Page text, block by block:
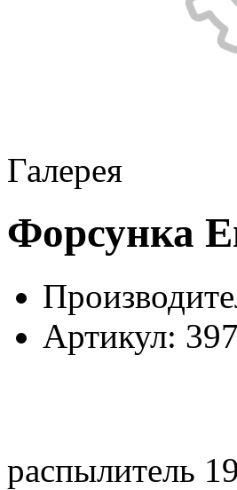
Галерея
Форсунка
Артикул:
распылитель